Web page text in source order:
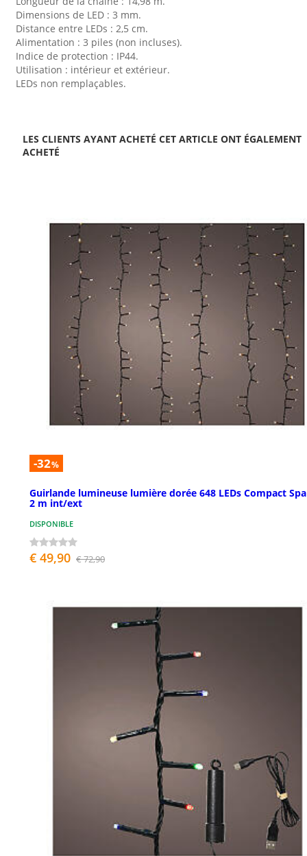
Dimensions de LED : 3 mm.
Distance entre LEDs : 2,5 cm.
Alimentation : 3 piles (non incluses).
Indice de protection : IP44.
Utilisation : intérieur et extérieur.
LEDs non remplaçables.
LES CLIENTS AYANT ACHETÉ CET ARTICLE ONT ÉGALEMENT
ACHETÉ
-32%
Guirlande lumineuse lumière dorée 648 LEDs Compact
2 m int/ext
DISPONIBLE
€ 49,90 € 72,90